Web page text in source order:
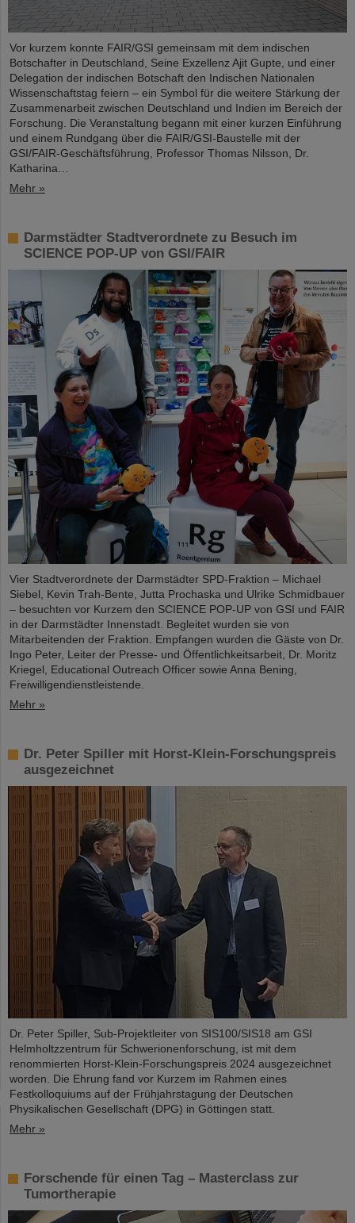
Vor kurzem konnte FAIR/GSI gemeinsam mit dem indischen
Botschafter in Deutschland, Seine Exzellenz Ajit Gupte, und einer
Delegation der indischen Botschaft den Indischen Nationalen
Wissenschaftstag feiern – ein Symbol für die weitere Stärkung der
Zusammenarbeit zwischen Deutschland und Indien im Bereich der
Forschung. Die Veranstaltung begann mit einer kurzen Einführung
und einem Rundgang über die FAIR/GSI-Baustelle mit der
GSI/FAIR-Geschäftsführung, Professor Thomas Nilsson, Dr.
Katharina…
Mehr »
Darmstädter Stadtverordnete zu Besuch im
SCIENCE POP-UP von GSI/FAIR
Vier Stadtverordnete der Darmstädter SPD-Fraktion – Michael
Siebel, Kevin Trah-Bente, Jutta Prochaska und Ulrike Schmidbauer
– besuchten vor Kurzem den SCIENCE POP-UP von GSI und FAIR
in der Darmstädter Innenstadt. Begleitet wurden sie von
Mitarbeitenden der Fraktion. Empfangen wurden die Gäste von Dr.
Ingo Peter, Leiter der Presse- und Öffentlichkeitsarbeit, Dr. Moritz
Kriegel, Educational Outreach Officer sowie Anna Bening,
Freiwilligendienstleistende.
Mehr »
Dr. Peter Spiller mit Horst-Klein-Forschungspreis
ausgezeichnet
Dr. Peter Spiller, Sub-Projektleiter von SIS100/SIS18 am GSI
Helmholtzzentrum für Schwerionenforschung, ist mit dem
renommierten Horst-Klein-Forschungspreis 2024 ausgezeichnet
worden. Die Ehrung fand vor Kurzem im Rahmen eines
Festkolloquiums auf der Frühjahrstagung der Deutschen
Physikalischen Gesellschaft (DPG) in Göttingen statt.
Mehr »
Forschende für einen Tag – Masterclass zur
Tumortherapie